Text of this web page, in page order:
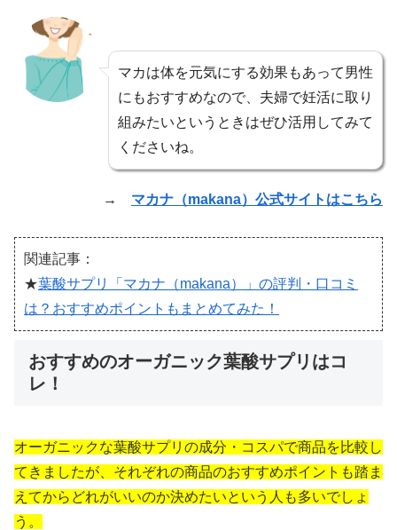
マカは体を元気にする効果もあって男性
にもおすすめなので、夫婦で妊活に取り
組みたいというときはぜひ活用してみて
くださいね。
→ マカナ（makana）公式サイトはこちら
関連記事：
★葉酸サプリ「マカナ（makana）」の評判・口コミ
は？おすすめポイントもまとめてみた！
おすすめのオーガニック葉酸サプリはコ
レ！
オーガニックな葉酸サプリの成分・コスパで商品を比較し
てきましたが、それぞれの商品のおすすめポイントも踏ま
えてからどれがいいのか決めたいという人も多いでしょ
う。